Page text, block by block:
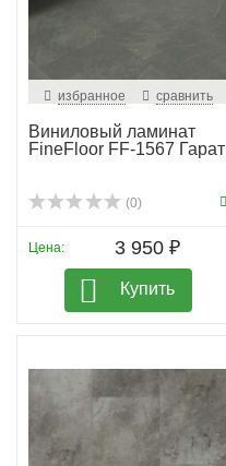
избранное сравнить
Виниловый ламинат
FineFloor FF-1567 Гарат
(0)
Цена: 3 950 ₽
Купить